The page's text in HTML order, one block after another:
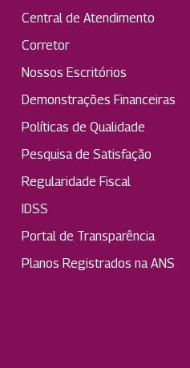
Central de Atendimento
Corretor
Nossos Escritórios
Demonstrações Financeiras
Políticas de Qualidade
Pesquisa de Satisfação
Regularidade Fiscal
IDSS
Portal de Transparência
Planos Registrados na ANS